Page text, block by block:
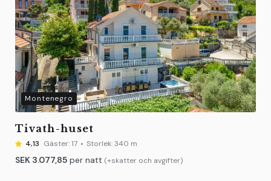
Montenegro
Tivath-huset
4,13 Gäster:17 Storlek:340 m
SEK 3.077,85 per natt (+skatter och avgifter)